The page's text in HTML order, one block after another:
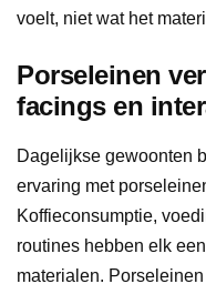
voelt, niet wat het
Porseleinen
facings en
Dagelijkse gewoonten
ervaring met
Koffieconsumptie,
routines hebben elk
materialen.